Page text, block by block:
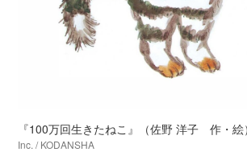
『100万回生きたねこ』（佐野 洋子 作・
Inc. / KODANSHA